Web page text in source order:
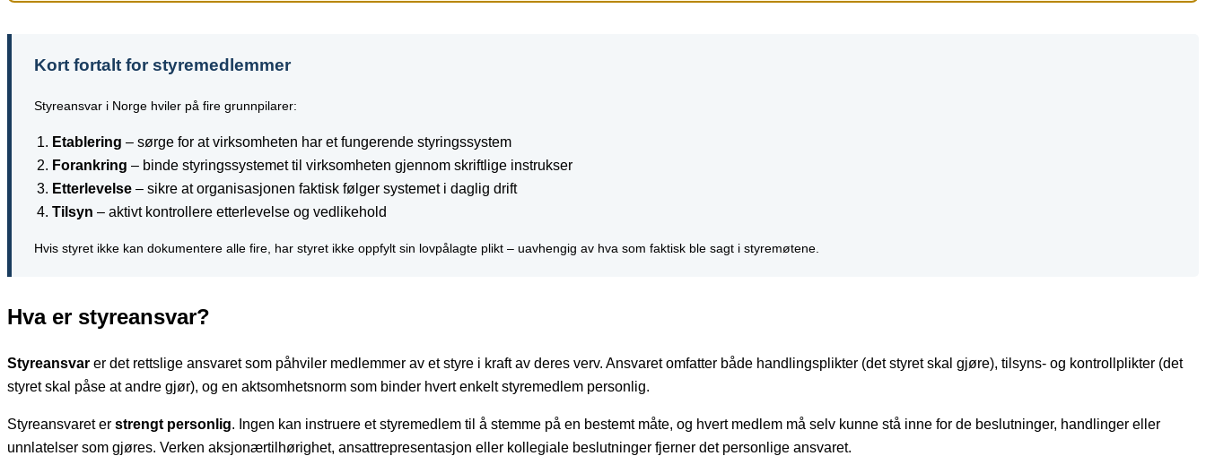
Kort fortalt for styremedlemmer
Styreansvar i Norge hviler på fire grunnpilarer:
Etablering – sørge for at virksomheten har et fungerende styringssystem
Forankring – binde styringssystemet til virksomheten gjennom skriftlige instrukser
Etterlevelse – sikre at organisasjonen faktisk følger systemet i daglig drift
Tilsyn – aktivt kontrollere etterlevelse og vedlikehold
Hvis styret ikke kan dokumentere alle fire, har styret ikke oppfylt sin lovpålagte plikt – uavhengig av hva som faktisk ble sagt i styremøtene.
Hva er styreansvar?
Styreansvar er det rettslige ansvaret som påhviler medlemmer av et styre i kraft av deres verv. Ansvaret omfatter både handlingsplikter (det styret skal gjøre), tilsyns- og kontrollplikter (det
styret skal påse at andre gjør), og en aktsomhetsnorm som binder hvert enkelt styremedlem personlig.
Styreansvaret er strengt personlig. Ingen kan instruere et styremedlem til å stemme på en bestemt måte, og hvert medlem må selv kunne stå inne for de beslutninger, handlinger eller
unnlatelser som gjøres. Verken aksjonærtilhørighet, ansattrepresentasjon eller kollegiale beslutninger fjerner det personlige ansvaret.